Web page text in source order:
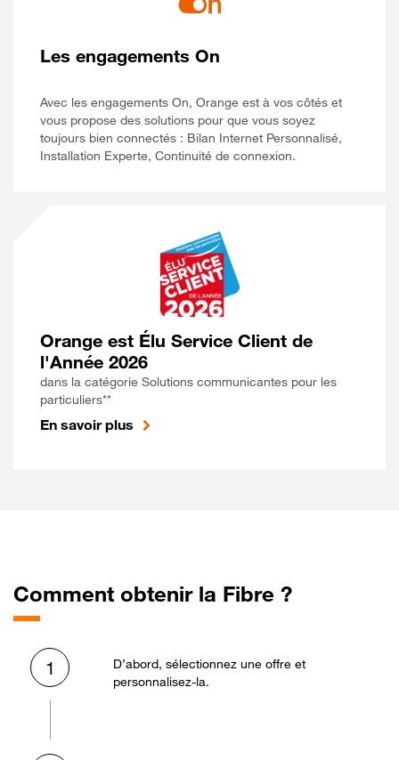
Les engagements On
Avec les engagements On, Orange est à vos côtés et
vous propose des solutions pour que vous soyez
toujours bien connectés : Bilan Internet Personnalisé,
Installation Experte, Continuité de connexion.
Orange est Élu Service Client de
l'Année 2026
dans la catégorie Solutions communicantes pour les
particuliers**
En savoir plus
Comment obtenir la Fibre ?
1
D’abord, sélectionnez une offre et
personnalisez-la.